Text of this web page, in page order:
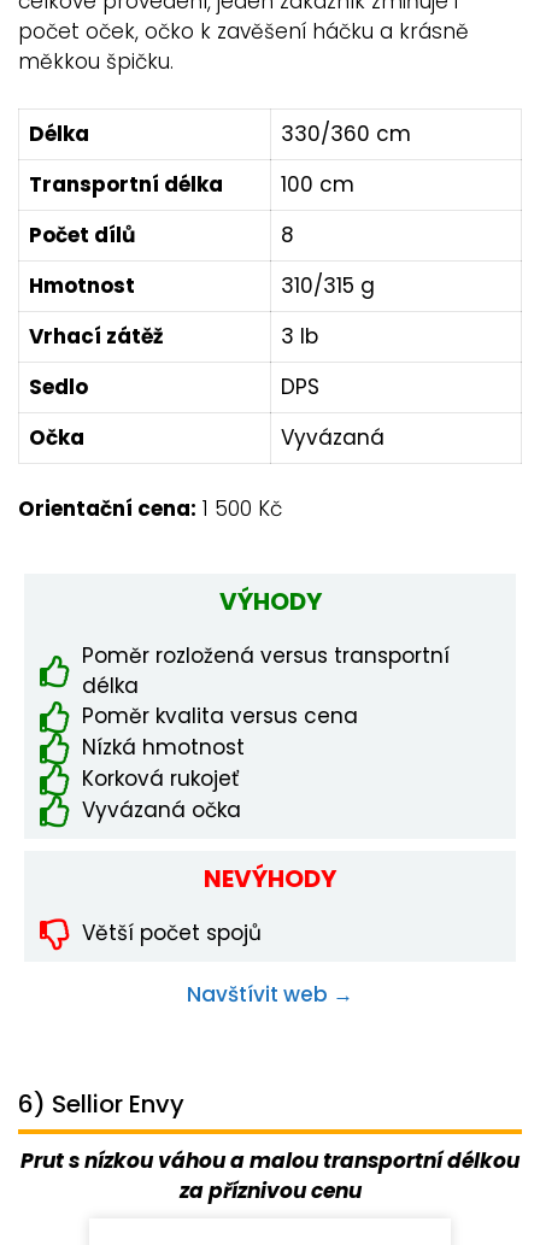
počet oček, očko k zavěšení háčku a krásně
měkkou špičku.
Délka
330/360 cm
Transportní délka
100 cm
Počet dílů
8
Hmotnost
310/315 g
Vrhací zátěž
3 lb
Sedlo
DPS
Očka
Vyvázaná
Orientační cena: 1 500 Kč
VÝHODY
Poměr rozložená versus transportní
délka
Poměr kvalita versus cena
Nízká hmotnost
Korková rukojeť
Vyvázaná očka
NEVÝHODY
Větší počet spojů
Navštívit web →
6) Sellior Envy
Prut s nízkou váhou a malou transportní délkou
za příznivou cenu